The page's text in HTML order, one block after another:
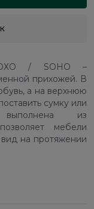
/ SOHO –
прихожей. В
а на верхнюю
сумку или
из
мебели
на протяжении